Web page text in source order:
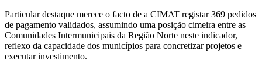
Particular destaque merece o facto de a CIMAT registar 369 pedidos
de pagamento validados, assumindo uma posição cimeira entre as
Comunidades Intermunicipais da Região Norte neste indicador,
reflexo da capacidade dos municípios para concretizar projetos e
executar investimento.